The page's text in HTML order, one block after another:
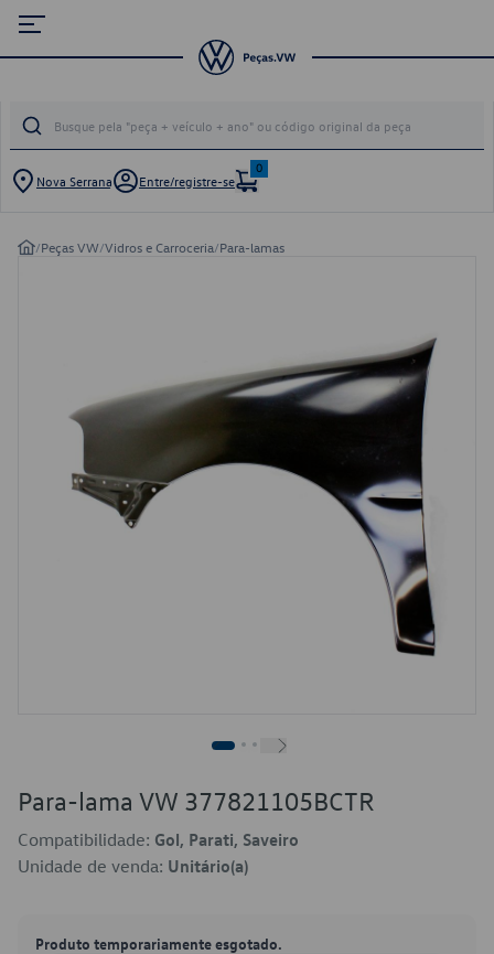
Nova Serrana Entre/registre-se
0
/Peças VW/Vidros e Carroceria/Para-lamas
Para-lama VW 377821105BCTR
Compatibilidade: Gol, Parati, Saveiro
Unidade de venda: Unitário(a)
Produto temporariamente esgotado.